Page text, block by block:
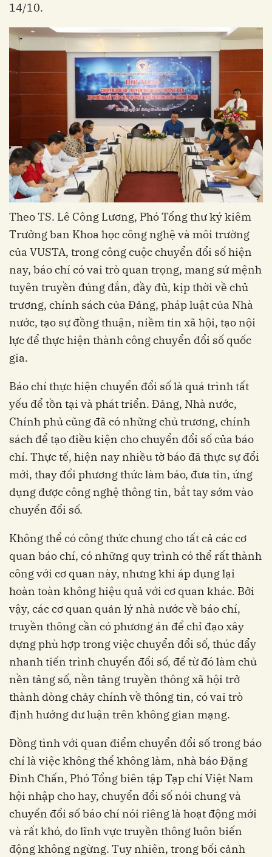
14/10.
Theo TS. Lê Công Lương, Phó Tổng thư ký kiêm
Trưởng ban Khoa học công nghệ và môi trường
của VUSTA, trong công cuộc chuyển đổi số hiện
nay, báo chí có vai trò quan trọng, mang sứ mệnh
tuyên truyền đúng đắn, đầy đủ, kịp thời về chủ
trương, chính sách của Đảng, pháp luật của Nhà
nước, tạo sự đồng thuận, niềm tin xã hội, tạo nội
lực để thực hiện thành công chuyển đổi số quốc
gia.
Báo chí thực hiện chuyển đổi số là quá trình tất
yếu để tồn tại và phát triển. Đảng, Nhà nước,
Chính phủ cũng đã có những chủ trương, chính
sách để tạo điều kiện cho chuyển đổi số của báo
chí. Thực tế, hiện nay nhiều tờ báo đã thực sự đổi
mới, thay đổi phương thức làm báo, đưa tin, ứng
dụng được công nghệ thông tin, bắt tay sớm vào
chuyển đổi số.
Không thể có công thức chung cho tất cả các cơ
quan báo chí, có những quy trình có thể rất thành
công với cơ quan này, nhưng khi áp dụng lại
hoàn toàn không hiệu quả với cơ quan khác. Bởi
vậy, các cơ quan quản lý nhà nước về báo chí,
truyền thông cần có phương án để chỉ đạo xây
dựng phù hợp trong việc chuyển đổi số, thúc đẩy
nhanh tiến trình chuyển đổi số, để từ đó làm chủ
nền tảng số, nền tảng truyền thông xã hội trở
thành dòng chảy chính về thông tin, có vai trò
định hướng dư luận trên không gian mạng.
Đồng tình với quan điểm chuyển đổi số trong báo
chí là việc không thể không làm, nhà báo Đặng
Đình Chấn, Phó Tổng biên tập Tạp chí Việt Nam
hội nhập cho hay, chuyển đổi số nói chung và
chuyển đổi số báo chí nói riêng là hoạt động mới
và rất khó, do lĩnh vực truyền thông luôn biến
động không ngừng. Tuy nhiên, trong bối cảnh